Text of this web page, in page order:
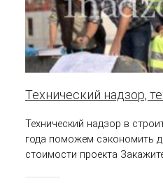
Технический надзор,
Технический надзор в
года поможем сэкономить
стоимости проекта